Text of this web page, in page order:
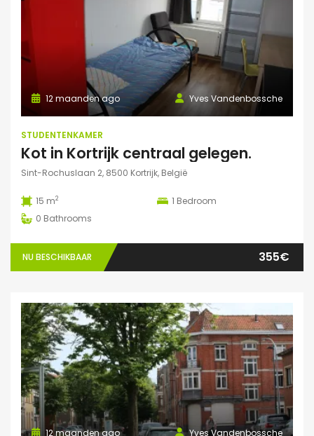
Yves Vandenbossche
12 maanden ago
STUDENTENKAMER
Kot in Kortrijk centraal gelegen.
Sint-Rochuslaan 2, 8500 Kortrijk, België
15 m2 1 Bedroom
0 Bathrooms
NU BESCHIKBAAR 355€
Yves Vandenbossche
12 maanden ago